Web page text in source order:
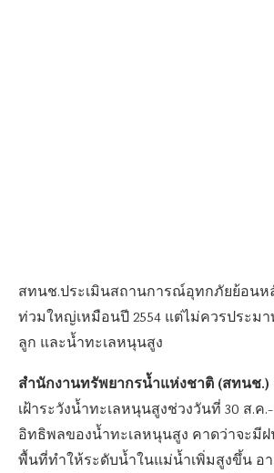
สทนช.ประเมินสถานการณ์อุทกภัยย้อนห
ท่วมใหญ่เหมือนปี 2554 แต่ไม่ควรประมา
ลูก และน้ำทะเลหนุนสูง
สำนักงานทรัพยากรน้ำแห่งชาติ (สทนช.)
เฝ้าระวังน้ำทะเลหนุนสูงช่วงวันที่ 30 ส.ค
อิทธิพลของน้ำทะเลหนุนสูง คาดว่าจะมี
พื้นที่ทำให้ระดับน้ำในแม่น้ำเพิ่มสูงขึ้น อ